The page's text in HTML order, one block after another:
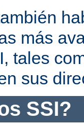
más
tales
sus
SSI?